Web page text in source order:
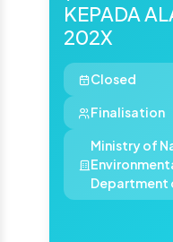
KEPADA
202X
Closed
Finalisation
Ministry of
Department